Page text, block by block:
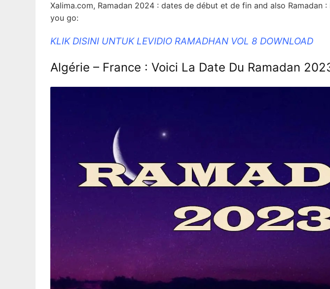
Xalima.com, Ramadan 2024 : dates de début et de fin and also Ramadan
you go:
KLIK DISINI UNTUK LEVIDIO RAMADHAN VOL 8 DOWNLOAD
Algérie – France : Voici La Date Du Ramadan